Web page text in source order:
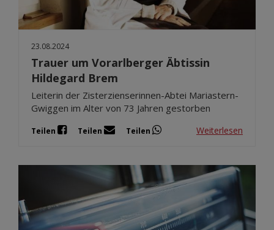
23.08.2024
Trauer um Vorarlberger Äbtissin
Hildegard Brem
Leiterin der Zisterzienserinnen-Abtei Mariastern-
Gwiggen im Alter von 73 Jahren gestorben
Teilen Teilen Teilen Weiterlesen